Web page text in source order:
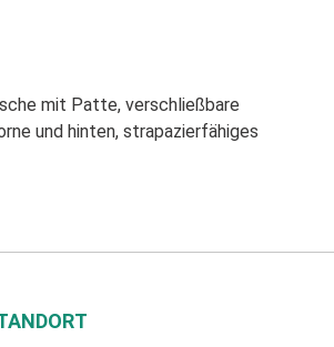
mit Patte, verschließbare
und hinten, strapazierfähiges